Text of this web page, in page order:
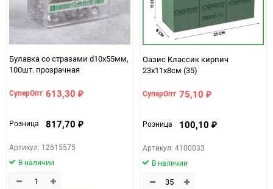
Булавка со стразами d10х55мм,
100шт. прозрачная
СуперОпт 613,30 ₽
Розница 817,70 ₽
Артикул: 12615575
В наличии
Оазис Классик кирпич
23х11х8см (35)
СуперОпт 75,10 ₽
Розница 100,10 ₽
Артикул: 4100033
В наличии